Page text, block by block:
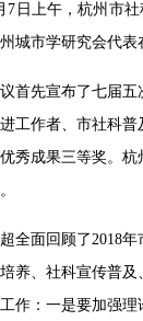
7日上午，杭州市
城市学研究会代表
首先宣布了七届
工作者、市社科
秀成果三等奖。
全面回顾了2018
养、社科宣传普
作：一是要加强